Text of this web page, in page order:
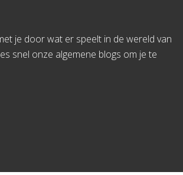
je door wat er speelt in de wereld van
snel onze algemene blogs om je te